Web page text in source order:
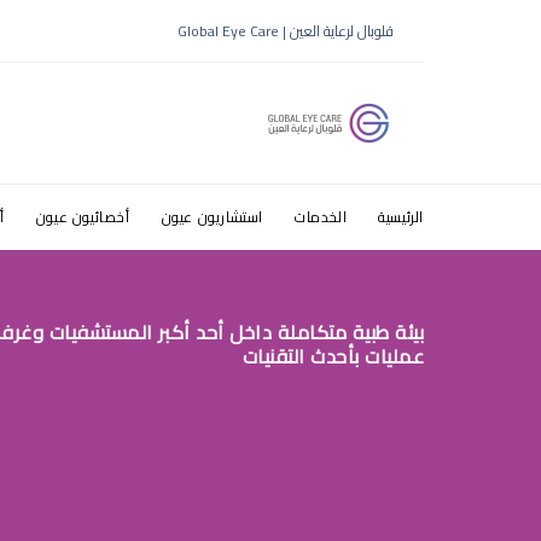
اسباب
وعلاجها
قلوبال لرعاية العين | Global Eye Care
الرئيسية الخدمات استشاريون عيون أخصائيون عيون
بيئة طبية متكاملة داخل أحد أكبر المستشفيات
عمليات بأحدث التقنيات